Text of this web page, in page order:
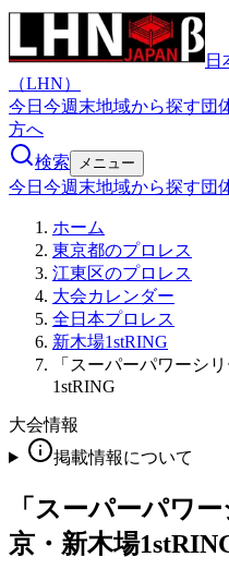
日
（LHN）
今日 今週末地域から探す団
方へ
検索
メニュー
今日 今週末地域から探す団
ホーム
東京都のプロレス
江東区のプロレス
大会カレンダー
全日本プロレス
新木場1stRING
「スーパーパワーシ
1stRING
大会情報
掲載情報について
「スーパーパワ
京・新木場